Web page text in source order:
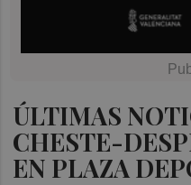
ÚLTIMAS
CHESTE-
EN PLAZA